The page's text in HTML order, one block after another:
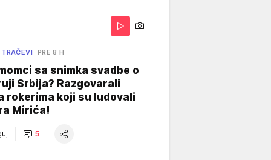
PRE 8 H
sa snimka svadbe o
Srbija? Razgovarali
rokerima koji su ludovali
Mirića!
5